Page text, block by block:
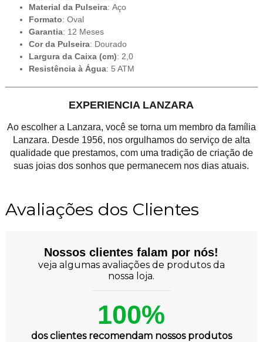
Material da Pulseira: Aço
Formato: Oval
Garantia: 12 Meses
Cor da Pulseira: Dourado
Largura da Caixa (cm): 2,0
Resistência à Água: 5 ATM
EXPERIENCIA LANZARA
Ao escolher a Lanzara, você se torna um membro da família
Lanzara. Desde 1956, nos orgulhamos do serviço de alta
qualidade que prestamos, com uma tradição de criação de
suas joias dos sonhos que permanecem nos dias atuais.
Avaliações dos Clientes
Nossos clientes falam por nós!
veja algumas avaliações de produtos da
nossa loja.
100%
dos clientes recomendam nossos produtos